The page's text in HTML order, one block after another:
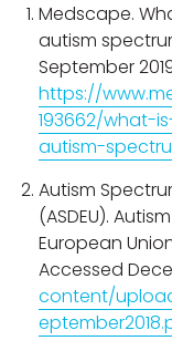
Medscape.
autism
September
https://
193662/what-
autism-
Autism
(ASDEU).
European
Accessed
content/